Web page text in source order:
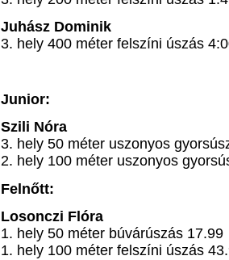
Juhász Dominik
3. hely 400 méter felszíni úszás
Junior:
Szili Nóra
3. hely 50 méter uszonyos
2. hely 100 méter uszonyos
Felnőtt:
Losonczi Flóra
1. hely 50 méter búvárúszás 17.99
1. hely 100 méter felszíni úszás